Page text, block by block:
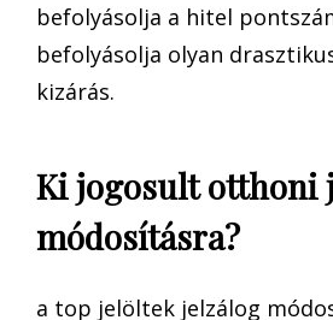
befolyásolja a hitel
befolyásolja olyan
kizárás.
Ki jogosult otthoni
módosításra?
a top jelöltek jelzálog